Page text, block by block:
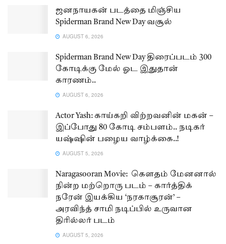
ஜனநாயகன் படத்தை மிஞ்சிய
Spiderman Brand New Day வசூல்
AUGUST 6, 2026
Spiderman Brand New Day திரைப்படம் 300
கோடிக்கு மேல் ஓட இதுதான்
காரணம்..
AUGUST 6, 2026
Actor Yash: காய்கறி விற்றவனின் மகன் –
இப்போது 80 கோடி சம்பளம்.. நடிகர்
யஷ்ஷின் பழைய வாழ்க்கை..!
AUGUST 5, 2026
Naragasooran Movie: கௌதம் மேனனால்
நின்ற மற்றொரு படம் – கார்த்திக்
நரேன் இயக்கிய ‘நரகாசூரன்’ –
அரவிந்த் சாமி நடிப்பில் உருவான
திரில்லர் படம்
AUGUST 5, 2026